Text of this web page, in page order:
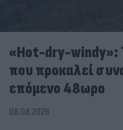
«Hot-dry-windy»:
που προκαλεί
επόμενο 48ωρο
08.08.2026